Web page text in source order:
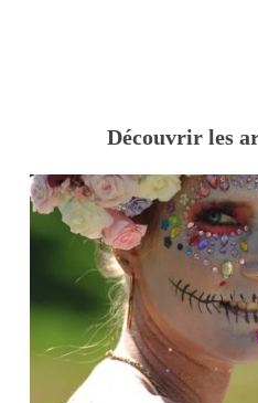
Découvrir les